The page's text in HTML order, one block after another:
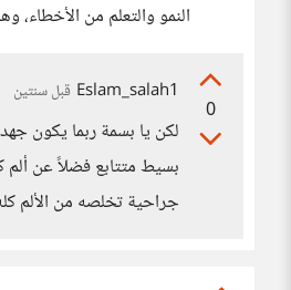
النمو والتعلم من الأخطاء،
0
Eslam_salah1 قبل سنتين
لكن يا بسمة ربما يكون
بسيط متتابع فضلاً عن ألم
جراحية تخلصه من الألم